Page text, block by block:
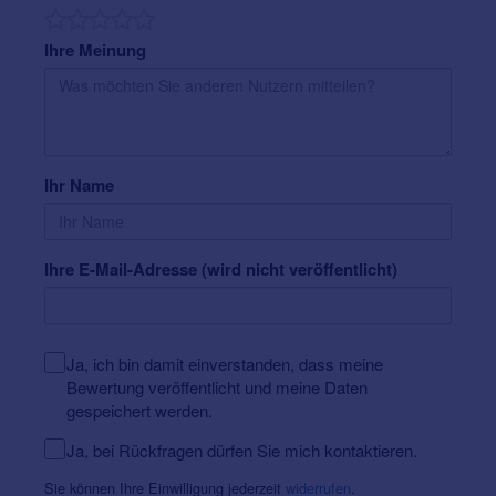
blau erhältlich, um es der Ohr-Seite richtig zuordnen zu
Ihre Meinung
Ihr Name
Ihre E-Mail-Adresse (wird nicht veröffentlicht)
Ja, ich bin damit einverstanden, dass meine
Bewertung veröffentlicht und meine Daten
gespeichert werden.
Ja, bei Rückfragen dürfen Sie mich kontaktieren.
Sie können Ihre Einwilligung jederzeit widerrufen